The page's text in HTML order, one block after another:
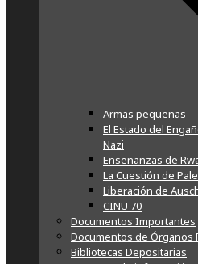
Armas pequeñas
El Estado del
Nazi
Enseñanzas de
La Cuestión de
Liberación de
CINU 70
Documentos Importantes
Documentos de Órganos
Bibliotecas Depositarias